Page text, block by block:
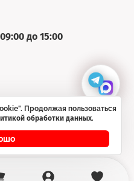
до 15:00
офертой
Продолжая пользоваться
обработки данных.